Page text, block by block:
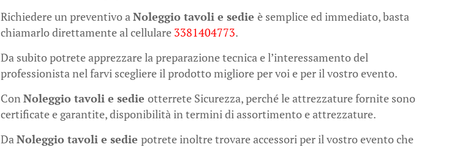
Richiedere un preventivo aNoleggio tavoli e sedieè semplice ed immediato, basta
chiamarlo direttamente al cellulare 3381404773.
Da subito potrete apprezzare la preparazione tecnica e l’interessamento del
professionista nel farvi scegliere il prodotto migliore per voi e per il vostro evento.
ConNoleggio tavoli e sedieotterrete Sicurezza, perché le attrezzature fornite sono
certificate e garantite, disponibilità in termini di assortimento e attrezzature.
DaNoleggio tavoli e sediepotrete inoltre trovare accessori per il vostro evento che